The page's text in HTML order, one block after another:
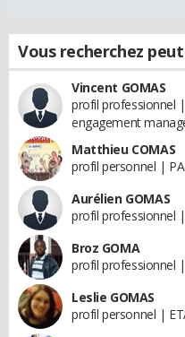
Vous recherchez
Vincent GOMAS
profil professionnel
engagement
Matthieu COMAS
profil personnel |
Aurélien GOMAS
profil professionnel
Broz GOMA
profil professionnel
Leslie GOMAS
profil personnel |